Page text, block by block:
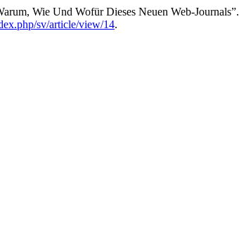
Wie Und Wofür Dieses Neuen Web-Journals”.
sv/article/view/14.